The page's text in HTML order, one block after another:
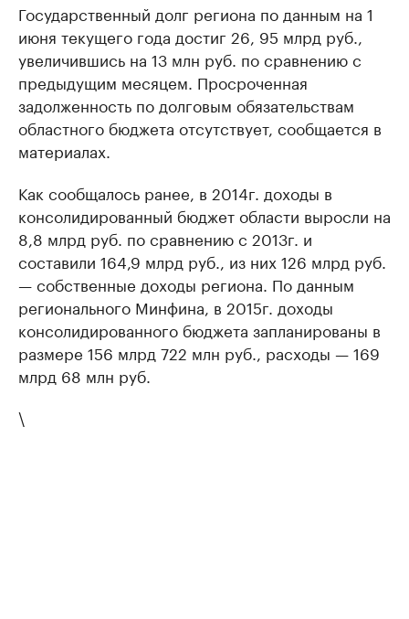
Государственный долг региона по данным на 1
июня текущего года достиг 26, 95 млрд руб.,
увеличившись на 13 млн руб. по сравнению с
предыдущим месяцем. Просроченная
задолженность по долговым обязательствам
областного бюджета отсутствует, сообщается в
материалах.
Как сообщалось ранее, в 2014г. доходы в
консолидированный бюджет области выросли на
8,8 млрд руб. по сравнению с 2013г. и
составили 164,9 млрд руб., из них 126 млрд руб.
— собственные доходы региона. По данным
регионального Минфина, в 2015г. доходы
консолидированного бюджета запланированы в
размере 156 млрд 722 млн руб., расходы — 169
млрд 68 млн руб.
\